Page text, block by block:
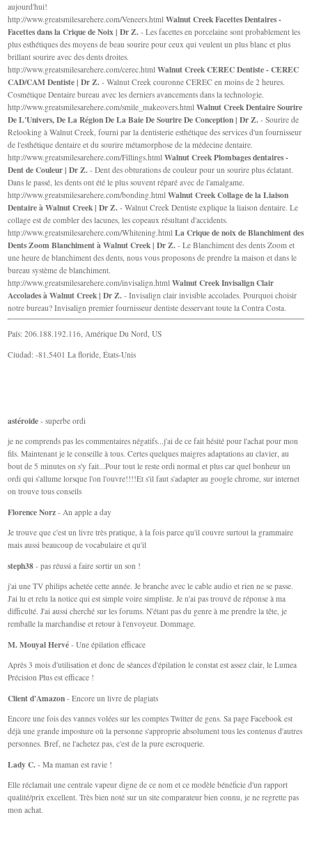
aujourd'hui!
http://www.greatsmilesarehere.com/Veneers.htmlWalnut Creek Facettes Dentaires -
Facettes dans la Crique de Noix | Dr Z. - Les facettes en porcelaine sont probablement les
plus esthétiques des moyens de beau sourire pour ceux qui veulent un plus blanc et plus
brillant sourire avec des dents droites.
http://www.greatsmilesarehere.com/cerec.htmlWalnut Creek CEREC Dentiste - CEREC
CAD/CAM Dentiste | Dr Z. - Walnut Creek couronne CEREC en moins de 2 heures.
Cosmétique Dentaire bureau avec les derniers avancements dans la technologie.
http://www.greatsmilesarehere.com/smile_makeovers.htmlWalnut Creek Dentaire Sourire
De L'Univers, De La Région De La Baie De Sourire De Conception | Dr Z. - Sourire de
Relooking à Walnut Creek, fourni par la dentisterie esthétique des services d'un fournisseur
de l'esthétique dentaire et du sourire métamorphose de la médecine dentaire.
http://www.greatsmilesarehere.com/Fillings.htmlWalnut Creek Plombages dentaires -
Dent de Couleur | Dr Z. - Dent des obturations de couleur pour un sourire plus éclatant.
Dans le passé, les dents ont été le plus souvent réparé avec de l'amalgame.
http://www.greatsmilesarehere.com/bonding.htmlWalnut Creek Collage de la Liaison
Dentaire à Walnut Creek | Dr Z. - Walnut Creek Dentiste explique la liaison dentaire. Le
collage est de combler des lacunes, les copeaux résultant d'accidents.
http://www.greatsmilesarehere.com/Whitening.htmlLa Crique de noix de Blanchiment des
Dents Zoom Blanchiment à Walnut Creek | Dr Z. - Le Blanchiment des dents Zoom et
une heure de blanchiment des dents, nous vous proposons de prendre la maison et dans le
bureau système de blanchiment.
http://www.greatsmilesarehere.com/invisalign.htmlWalnut Creek Invisalign Clair
Accolades à Walnut Creek | Dr Z. - Invisalign clair invisible accolades. Pourquoi choisir
notre bureau? Invisalign premier fournisseur dentiste desservant toute la Contra Costa.
País: 206.188.192.116, Amérique Du Nord, US
Ciudad: -81.5401 La floride, États-Unis
astéroide - superbe ordi
je ne comprends pas les commentaires négatifs...j'ai de ce fait hésité pour l'achat pour mon
fils. Maintenant je le conseille à tous. Certes quelques maigres adaptations au clavier, au
bout de 5 minutes on s'y fait...Pour tout le reste ordi normal et plus car quel bonheur un
ordi qui s'allume lorsque l'on l'ouvre!!!!Et s'il faut s'adapter au google chrome, sur internet
on trouve tous conseils
Florence Norz - An apple a day
Je trouve que c'est un livre très pratique, à la fois parce qu'il couvre surtout la grammaire
mais aussi beaucoup de vocabulaire et qu'il
steph38 - pas réussi a faire sortir un son !
j'ai une TV philips achetée cette année. Je branche avec le cable audio et rien ne se passe.
J'ai lu et relu la notice qui est simple voire simpliste. Je n'ai pas trouvé de réponse à ma
difficulté. J'ai aussi cherché sur les forums. N'étant pas du genre à me prendre la tête, je
remballe la marchandise et retour à l'envoyeur. Dommage.
M. Mouyal Hervé - Une épilation efficace
Après 3 mois d'utilisation et donc de séances d'épilation le constat est assez clair, le Lumea
Précision Plus est efficace !
Client d'Amazon - Encore un livre de plagiats
Encore une fois des vannes volées sur les comptes Twitter de gens. Sa page Facebook est
déjà une grande imposture où la personne s'approprie absolument tous les contenus d'autres
personnes. Bref, ne l'achetez pas, c'est de la pure escroquerie.
Lady C. - Ma maman est ravie !
Elle réclamait une centrale vapeur digne de ce nom et ce modèle bénéficie d'un rapport
qualité/prix excellent. Très bien noté sur un site comparateur bien connu, je ne regrette pas
mon achat.